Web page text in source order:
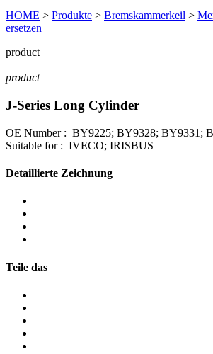
HOME > Produkte > Bremskammerkeil >
ersetzen
product
product
J-Series Long Cylinder
OE Number : BY9225; BY9328; BY9331;
Suitable for : IVECO; IRISBUS
Detaillierte Zeichnung
Teile das